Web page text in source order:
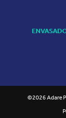
©2026 Adare